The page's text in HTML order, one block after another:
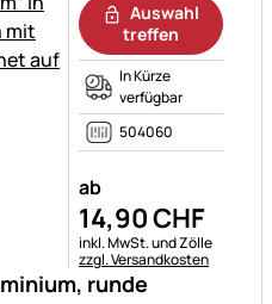
runde
Auswahl
treffen
In Kürze
verfügbar
504060
ab
14,90CHF
Steuerhinweis:
inkl. MwSt. und Zölle
zzgl. Versandkosten